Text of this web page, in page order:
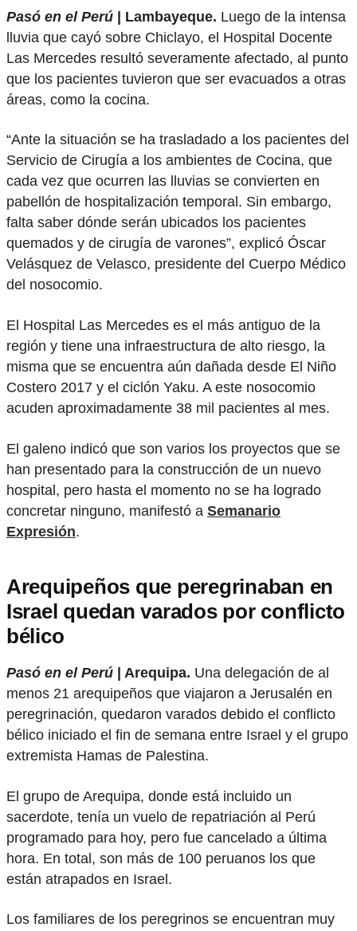
Pasó en el Perú | Lambayeque. Luego de la intensa
lluvia que cayó sobre Chiclayo, el Hospital Docente
Las Mercedes resultó severamente afectado, al punto
que los pacientes tuvieron que ser evacuados a otras
áreas, como la cocina.
“Ante la situación se ha trasladado a los pacientes del
Servicio de Cirugía a los ambientes de Cocina, que
cada vez que ocurren las lluvias se convierten en
pabellón de hospitalización temporal. Sin embargo,
falta saber dónde serán ubicados los pacientes
quemados y de cirugía de varones”, explicó Óscar
Velásquez de Velasco, presidente del Cuerpo Médico
del nosocomio.
El Hospital Las Mercedes es el más antiguo de la
región y tiene una infraestructura de alto riesgo, la
misma que se encuentra aún dañada desde El Niño
Costero 2017 y el ciclón Yaku. A este nosocomio
acuden aproximadamente 38 mil pacientes al mes.
El galeno indicó que son varios los proyectos que se
han presentado para la construcción de un nuevo
hospital, pero hasta el momento no se ha logrado
concretar ninguno, manifestó a Semanario
Expresión.
Arequipeños que peregrinaban en
Israel quedan varados por conflicto
bélico
Pasó en el Perú | Arequipa. Una delegación de al
menos 21 arequipeños que viajaron a Jerusalén en
peregrinación, quedaron varados debido el conflicto
bélico iniciado el fin de semana entre Israel y el grupo
extremista Hamas de Palestina.
El grupo de Arequipa, donde está incluido un
sacerdote, tenía un vuelo de repatriación al Perú
programado para hoy, pero fue cancelado a última
hora. En total, son más de 100 peruanos los que
están atrapados en Israel.
Los familiares de los peregrinos se encuentran muy